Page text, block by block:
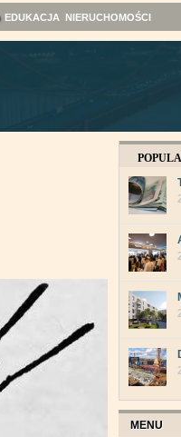
EDUKACJA NIERUCHOMOŚCI
MENU